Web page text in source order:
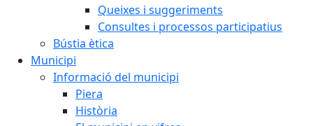
Queixes i suggeriments
Consultes i processos participatius
Bústia ètica
Municipi
Informació del municipi
Piera
Història